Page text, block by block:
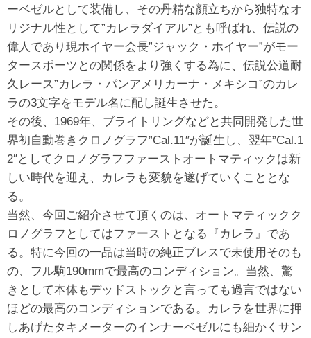
ーベゼルとして装備し、その丹精な顔立ちから独特なオ
リジナル性として”カレラダイアル”とも呼ばれ、伝説の
偉人であり現ホイヤー会長”ジャック・ホイヤー”がモー
タースポーツとの関係をより強くする為に、伝説公道耐
久レース”カレラ・パンアメリカーナ・メキシコ”のカレ
ラの3文字をモデル名に配し誕生させた。
その後、1969年、ブライトリングなどと共同開発した世
界初自動巻きクロノグラフ”Cal.11″が誕生し、翌年”Cal.1
2″としてクロノグラフファーストオートマティックは新
しい時代を迎え、カレラも変貌を遂げていくこととな
る。
当然、今回ご紹介させて頂くのは、オートマティックク
ロノグラフとしてはファーストとなる『カレラ』であ
る。特に今回の一品は当時の純正ブレスで未使用そのも
の、フル駒190mmで最高のコンディション。当然、驚
きとして本体もデッドストックと言っても過言ではない
ほどの最高のコンディションである。カレラを世界に押
しあげたタキメーターのインナーベゼルにも細かくサン